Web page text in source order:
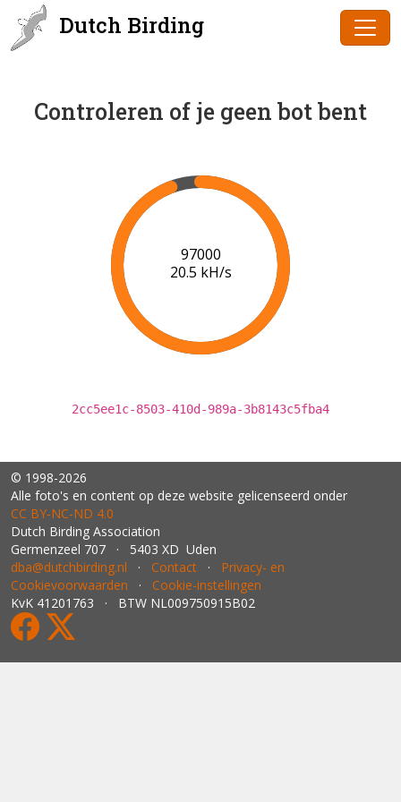
Dutch Birding
Controleren of je geen bot bent
99000
20.6 kH/s
2cc5ee1c-8503-410d-989a-3b8143c5fba4
© 1998-2026
Alle foto's en content op deze website gelicenseerd onder
CC BY‑NC‑ND 4.0
Dutch Birding Association
Germenzeel 707 · 5403 XD Uden
dba@dutchbirding.nl · Contact · Privacy- en
Cookievoorwaarden · Cookie-instellingen
KvK 41201763 · BTW NL009750915B02